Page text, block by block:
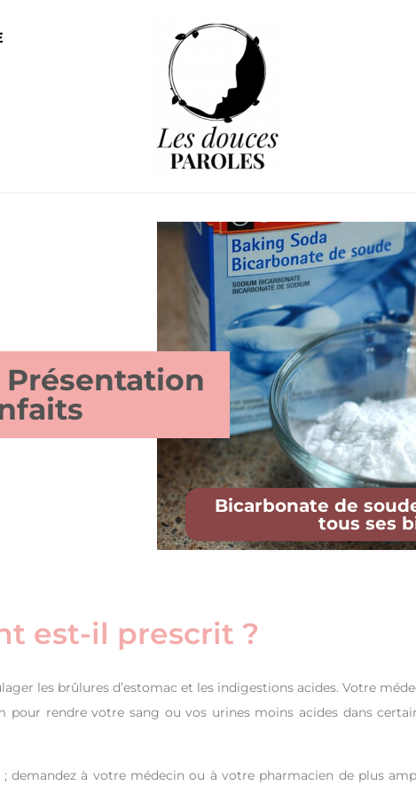
Bicarbonate de
tous ses
est-il prescrit ?
les brûlures d’estomac et les indigestions acides. Votre
rendre votre sang ou vos urines moins acides dans
demandez à votre médecin ou à votre pharmacien de plus